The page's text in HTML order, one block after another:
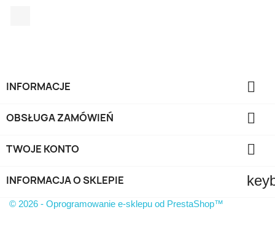
INFORMACJE 
OBSŁUGA ZAMÓWIEŃ 
TWOJE KONTO 
INFORMACJA O SKLEPIE
© 2026 - Oprogramowanie e-sklepu od PrestaShop™